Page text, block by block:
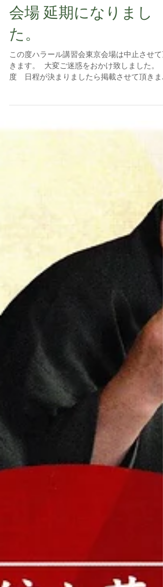
ハラール講習会 東京
会場 延期になりまし
た。
きます。 大変ご迷惑をおかけ致しました。
す。 ☆令和元年 10月20日（日） 東京会場